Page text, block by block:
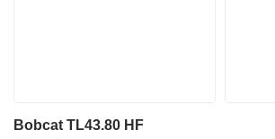
Bobcat TL43.80 HF